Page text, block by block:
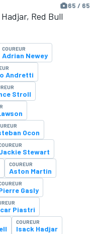
65 / 65
Red Bull
COUREUR
Adrian Newey
Andretti
Stroll
Ocon
Stewart
COUREUR
Aston Martin
Gasly
Piastri
COUREUR
Isack Hadjar